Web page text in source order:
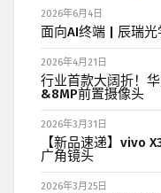
2026年6月4日
面向AI终端 | 辰瑞
2026年4月21日
行业首款大阔折！
&8MP前置摄像头
2026年3月31日
【新品速递】vivo
广角镜头
2026年3月25日